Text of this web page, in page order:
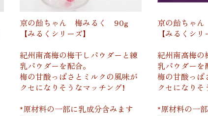
京の飴ちゃん 梅みるく 90g
【みるくシリーズ】
紀州南高梅の梅干しパウダーと練
乳パウダーを配合。
梅の甘酸っぱさとミルクの風味が
クセになりそうなマッチング!
*原材料の一部に乳成分含みます
京の飴ちゃ
【みるくシリ
紀州南高梅の
乳パウダーを
梅の甘酸っぱ
クセになり
*原材料の一